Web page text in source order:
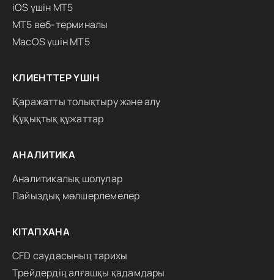
iOS үшін MT5
MT5 веб-терминалы
MacOS үшін MT5
КЛИЕНТТЕР ҮШІН
Қаражатты толықтыру және алу
Құқықтық құжаттар
АНАЛИТИКА
Аналитикалық шолулар
Пайыздық мөлшерлемелер
КІТАПХАНА
CFD саудасының тарихы
Трейдердің алғашқы қадамдары